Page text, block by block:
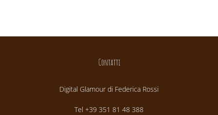
Contatti
Digital Glamour di Federica Rossi
Tel +39 351 81 48 388